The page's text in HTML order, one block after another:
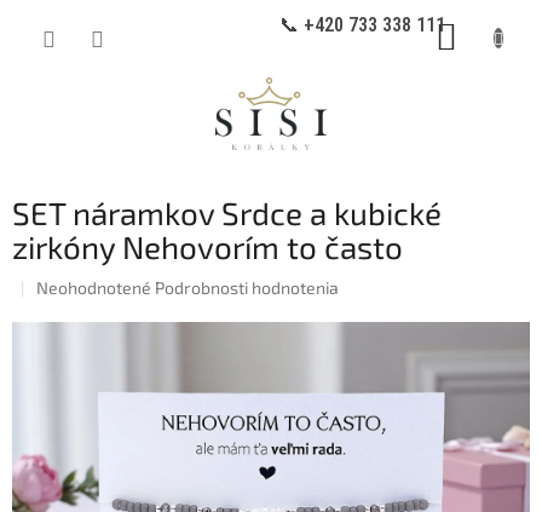
📞 +420 733 338 111
SET náramkov Srdce a kubické
zirkóny Nehovorím to často
Priemerné
Neohodnotené Podrobnosti hodnotenia